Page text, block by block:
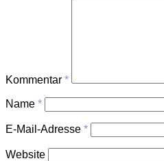
Kommentar *
Name *
E-Mail-Adresse *
Website